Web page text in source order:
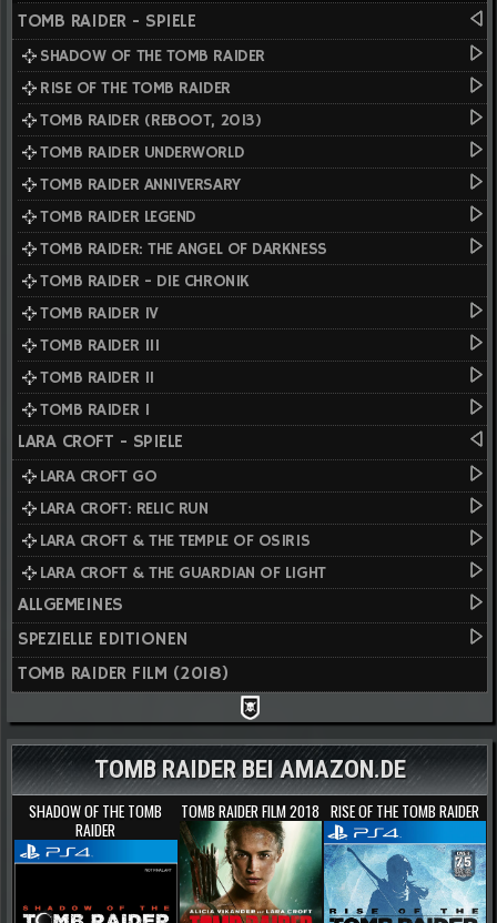
TOMB RAIDER - SPIELE
SHADOW OF THE TOMB RAIDER
RISE OF THE TOMB RAIDER
TOMB RAIDER (REBOOT, 2013)
TOMB RAIDER UNDERWORLD
TOMB RAIDER ANNIVERSARY
TOMB RAIDER LEGEND
TOMB RAIDER: THE ANGEL OF DARKNESS
TOMB RAIDER - DIE CHRONIK
TOMB RAIDER IV
TOMB RAIDER III
TOMB RAIDER II
TOMB RAIDER I
LARA CROFT - SPIELE
LARA CROFT GO
LARA CROFT: RELIC RUN
LARA CROFT & THE TEMPLE OF OSIRIS
LARA CROFT & THE GUARDIAN OF LIGHT
ALLGEMEINES
SPEZIELLE EDITIONEN
TOMB RAIDER FILM (2018)
TOMB RAIDER BEI AMAZON.DE
SHADOW OF THE TOMB
RAIDER
TOMB RAIDER FILM 2018 RISE OF THE TOMB RAIDER